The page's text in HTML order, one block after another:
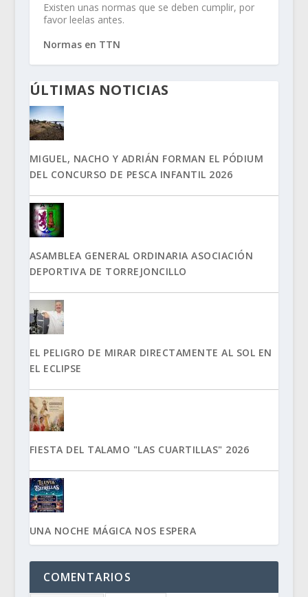
Existen unas normas que se deben cumplir, por
favor leelas antes.
Normas en TTN
ÚLTIMAS NOTICIAS
MIGUEL, NACHO Y ADRIÁN FORMAN EL PÓDIUM
DEL CONCURSO DE PESCA INFANTIL 2026
ASAMBLEA GENERAL ORDINARIA ASOCIACIÓN
DEPORTIVA DE TORREJONCILLO
EL PELIGRO DE MIRAR DIRECTAMENTE AL SOL EN
EL ECLIPSE
FIESTA DEL TALAMO "LAS CUARTILLAS" 2026
UNA NOCHE MÁGICA NOS ESPERA
COMENTARIOS